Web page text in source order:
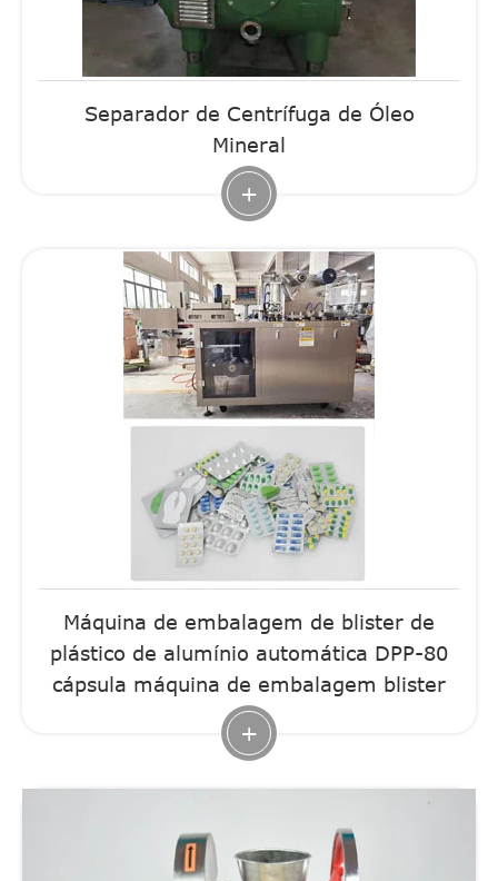
Separador de Centrífuga de Óleo
Mineral
+
Máquina de embalagem de blister de
plástico de alumínio automática DPP-80
cápsula máquina de embalagem blister
+